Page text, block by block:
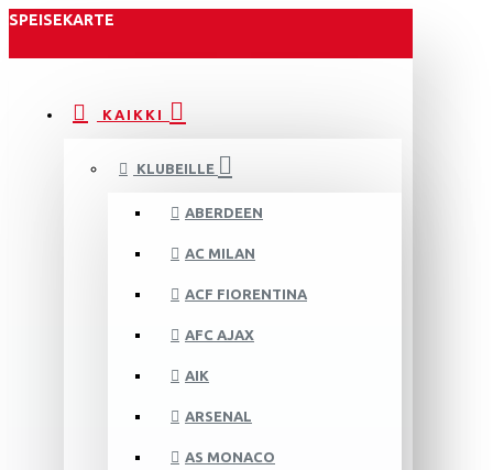
SPEISEKARTE
KAIKKI
KLUBEILLE
ABERDEEN
AC MILAN
ACF FIORENTINA
AFC AJAX
AIK
ARSENAL
AS MONACO